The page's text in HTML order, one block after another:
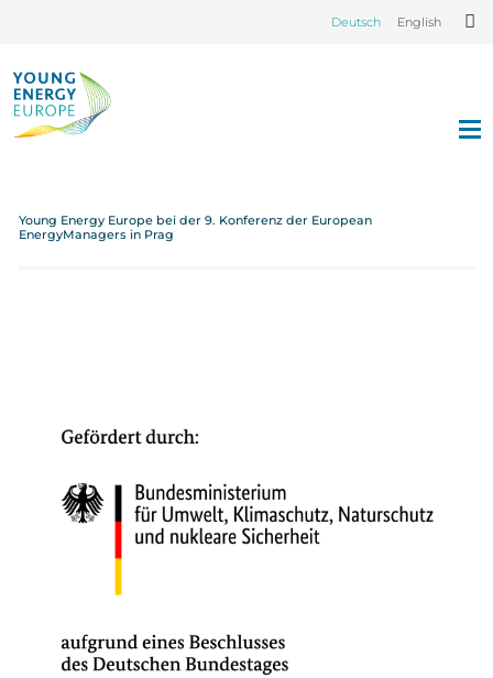
Deutsch English
Young Energy Europe bei der 9. Konferenz der European
EnergyManagers in Prag